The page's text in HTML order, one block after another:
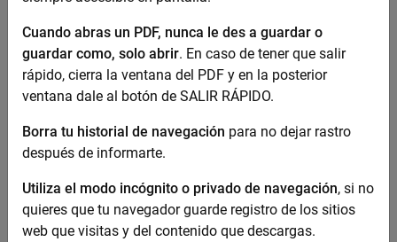
Violencia contra la mujer
Igualdad
Cuando abras un PDF, nunca le des a guardar o
guardar como, solo abrir. En caso de tener que salir
rápido, cierra la ventana del PDF y en la posterior
ventana dale al botón de SALIR RÁPIDO.
Borra tu historial de navegación para no dejar rastro
después de informarte.
Utiliza el modo incógnito o privado de navegación, si no
quieres que tu navegador guarde registro de los sitios
web que visitas y del contenido que descargas.